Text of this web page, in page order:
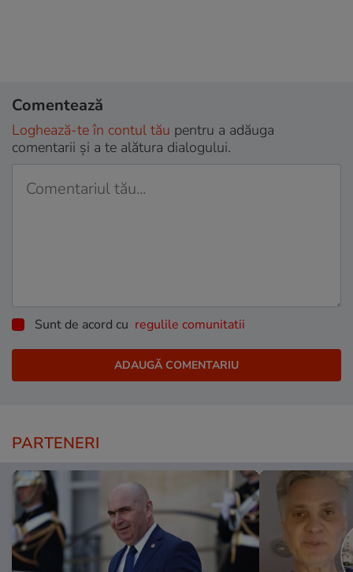
Comentează
Loghează-te în contul tău pentru a adăuga
comentarii și a te alătura dialogului.
Sunt de acord cu regulile comunitatii
PARTENERI